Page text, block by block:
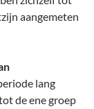
aangemeten
lang
de ene groep